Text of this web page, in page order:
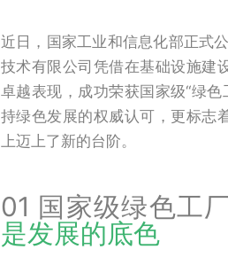
近日，国家工业和信息化部正式
技术有限公司凭借在基础设施建
卓越表现，成功荣获国家级“绿
持绿色发展的权威认可，更标志
上迈上了新的台阶。
01 国家级绿色工
是发展的底色